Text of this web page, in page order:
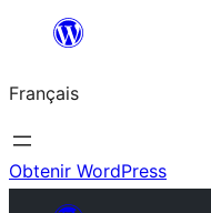
contenu
Français
Obtenir WordPress